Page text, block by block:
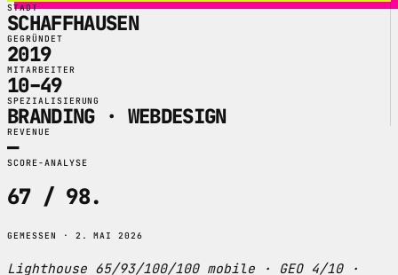
STADT
SCHAFFHAUSEN
GEGRÜNDET
2019
MITARBEITER
10–49
SPEZIALISIERUNG
BRANDING · WEBDESIGN
REVENUE
—
SCORE-ANALYSE
67 / 98.
GEMESSEN · 2. MAI 2026
Lighthouse 65/93/100/100 mobile · GEO 4/10 ·